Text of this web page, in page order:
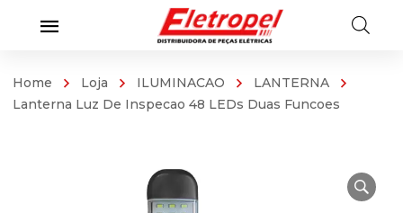
Home Loja ILUMINACAO
LANTERNA
Lanterna Luz De Inspecao 48 LEDs Duas Funcoes